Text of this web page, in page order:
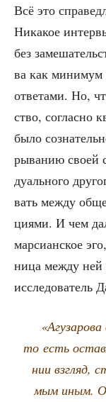
Всё это
Ника­кое
без
ва как мини­мум
отве­та­ми. Но,
ство, соглас­но
было
ры­ва­нию сво­ей
ду­аль­но­го
вать меж­ду
ци­я­ми. И чем
мар­си­ан­ское
ни­ца меж­ду ней
иссле­до­ва­тель
то есть
нии взгляд,
мым иным.